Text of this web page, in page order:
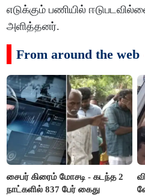
எடுக்கும் பணியில்
அளித்தனர்.
From around the web
சைபர் கிரைம் மோசடி - கடந்த 2
நாட்களில் 837 பேர் கைது